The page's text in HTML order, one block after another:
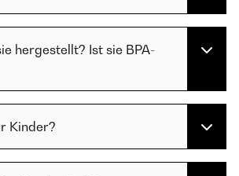
hergestellt? Ist sie BPA-
Kinder?